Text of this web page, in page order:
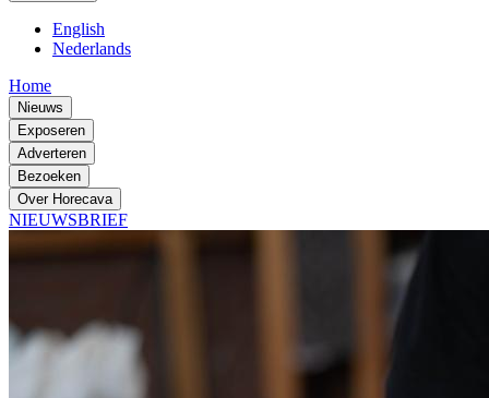
English
Nederlands
Home
Nieuws
Exposeren
Adverteren
Bezoeken
Over Horecava
NIEUWSBRIEF